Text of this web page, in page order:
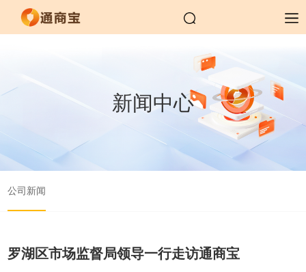
新闻中心
公司新闻
罗湖区市场监督局领导一行走访通商宝